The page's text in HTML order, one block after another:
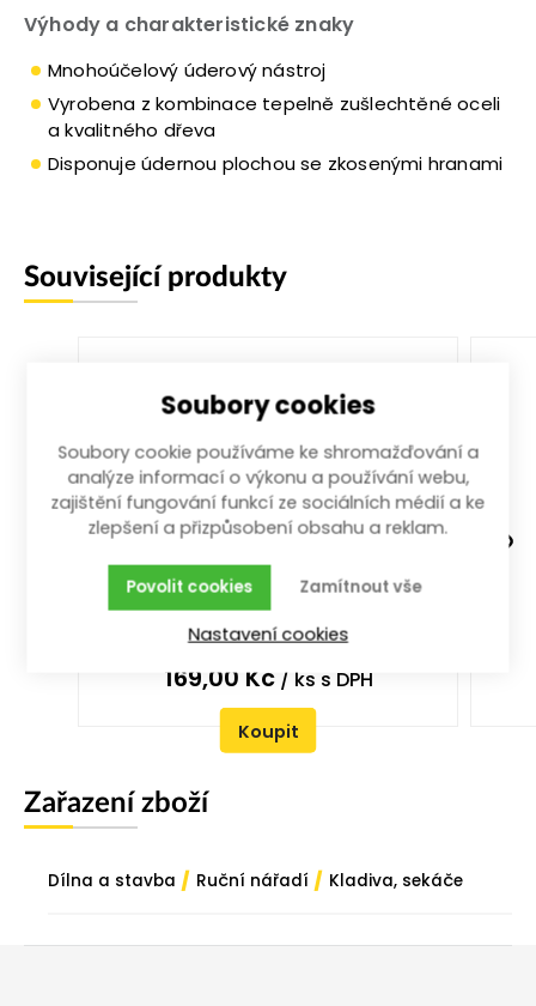
Výhody a charakteristické znaky
Mnohoúčelový úderový nástroj
Vyrobena z kombinace tepelně zušlechtěné oceli
a kvalitného dřeva
Disponuje údernou plochou se zkosenými hranami
Související produkty
palice na kámen 800g
800 g; na kámen
více než 100 ks
169,00 Kč/ ks s DPH
Koupit
Zařazení zboží
Dílna a stavba / Ruční nářadí / Kladiva, sekáče
Soubory cookies
Soubory cookie používáme ke shromažďování a
analýze informací o výkonu a používání webu,
zajištění fungování funkcí ze sociálních médií a ke
zlepšení a přizpůsobení obsahu a reklam.
Zamítnout vše
Povolit cookies
Nastavení cookies